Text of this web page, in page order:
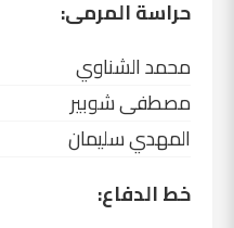
حراسة المرمى:
محمد الشناوي
مصطفى شوبير
المهدي سليمان
خط الدفاع: